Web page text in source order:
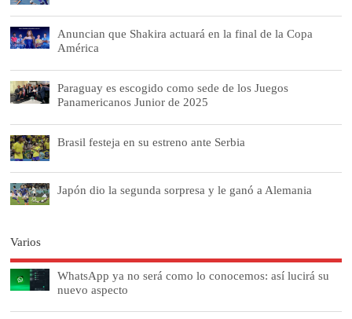
Anuncian que Shakira actuará en la final de la Copa
América
Paraguay es escogido como sede de los Juegos
Panamericanos Junior de 2025
Brasil festeja en su estreno ante Serbia
Japón dio la segunda sorpresa y le ganó a Alemania
Varios
WhatsApp ya no será como lo conocemos: así lucirá su
nuevo aspecto